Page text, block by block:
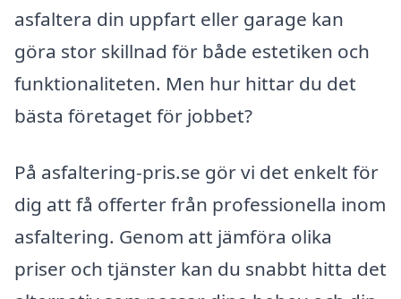
asfaltera din uppfart eller garage kan
göra stor skillnad för både estetiken och
funktionaliteten. Men hur hittar du det
bästa företaget för jobbet?
På asfaltering-pris.se gör vi det enkelt för
dig att få offerter från professionella inom
asfaltering. Genom att jämföra olika
priser och tjänster kan du snabbt hitta det